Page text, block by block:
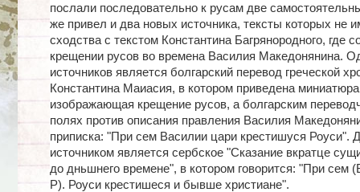
послали последовательно к русам две
же привел и два новых источника, тексты которых не
сходства с текстом Константина Багрянородного, где
крещении русов во времена Василия Македонянина.
источников является болгарский перевод греческой
Константина Маиасия, в котором приведена
изображающая крещение русов, а болгарским
полях против описания правления Василия
приписка: "При сем Василии цари крестишуся Роуси".
источником является сербское "Сказание вкратце
до дньшнего времене", в котором говорится: "При сем
Р). Роуси крестишеся и бывше христиане".